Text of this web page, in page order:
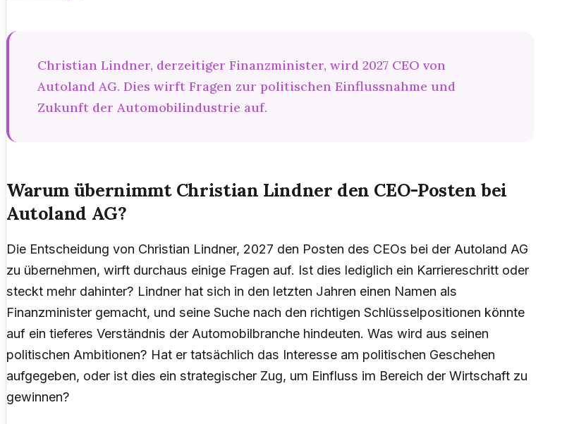
Christian Lindner, derzeitiger Finanzminister, wird 2027 CEO von
Autoland AG. Dies wirft Fragen zur politischen Einflussnahme und
Zukunft der Automobilindustrie auf.
Warum übernimmt Christian Lindner den CEO-Posten bei
Autoland AG?
Die Entscheidung von Christian Lindner, 2027 den Posten des CEOs bei der Autoland AG
zu übernehmen, wirft durchaus einige Fragen auf. Ist dies lediglich ein Karriereschritt oder
steckt mehr dahinter? Lindner hat sich in den letzten Jahren einen Namen als
Finanzminister gemacht, und seine Suche nach den richtigen Schlüsselpositionen könnte
auf ein tieferes Verständnis der Automobilbranche hindeuten. Was wird aus seinen
politischen Ambitionen? Hat er tatsächlich das Interesse am politischen Geschehen
aufgegeben, oder ist dies ein strategischer Zug, um Einfluss im Bereich der Wirtschaft zu
gewinnen?